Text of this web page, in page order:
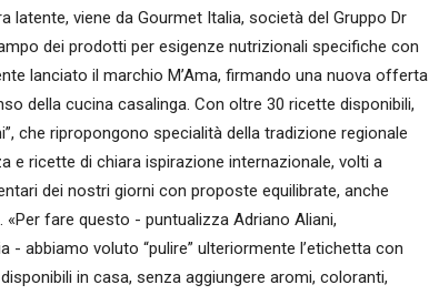
latente, viene da Gourmet Italia, società del Gruppo Dr
dei prodotti per esigenze nutrizionali specifiche con
lanciato il marchio M’Ama, firmando una nuova offerta
della cucina casalinga. Con oltre 30 ricette disponibili,
che ripropongono specialità della tradizione regionale
e ricette di chiara ispirazione internazionale, volti a
dei nostri giorni con proposte equilibrate, anche
fare questo - puntualizza Adriano Aliani,
abbiamo voluto “pulire” ulteriormente l’etichetta con
in casa, senza aggiungere aromi, coloranti,